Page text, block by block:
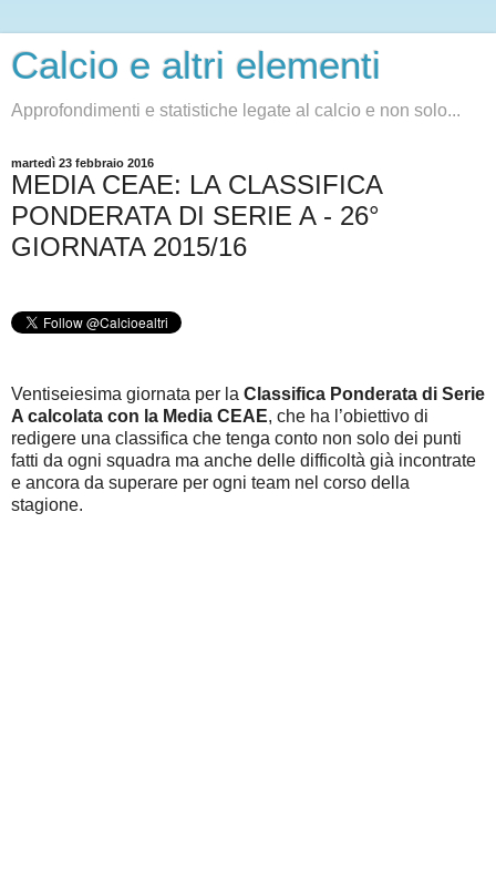
Calcio e altri elementi
Approfondimenti e statistiche legate al calcio e non solo...
martedì 23 febbraio 2016
MEDIA CEAE: LA CLASSIFICA
PONDERATA DI SERIE A - 26°
GIORNATA 2015/16
Ventiseiesima giornata per la Classifica Ponderata di Serie
A calcolata con la Media CEAE, che ha l’obiettivo di
redigere una classifica che tenga conto non solo dei punti
fatti da ogni squadra ma anche delle difficoltà già incontrate
e ancora da superare per ogni team nel corso della
stagione.